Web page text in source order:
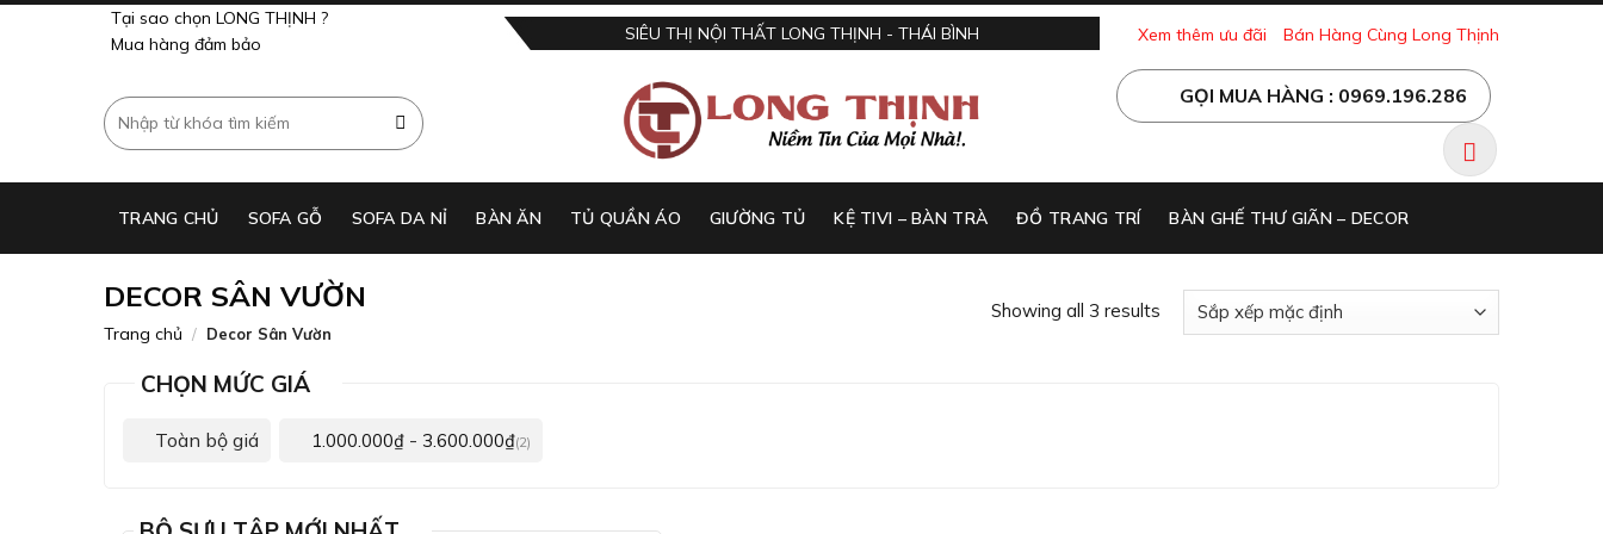
Tại sao chọn LONG THỊNH ?
Mua hàng đảm bảo
SIÊU THỊ NỘI THẤT LONG THỊNH - THÁI BÌNH Xem thêm ưu đãi Bán Hàng Cùng Long Thịnh
Tìm
kiếm:
GỌI MUA HÀNG : 0969.196.286
TRANG CHỦ SOFA GỖ SOFA DA NỈ BÀN ĂN TỦ QUẦN ÁO GIƯỜNG TỦ KỆ TIVI – BÀN TRÀ ĐỒ TRANG TRÍ BÀN GHẾ THƯ GIÃN – DECOR
DECOR SÂN VƯỜN
Trang chủ / Decor Sân Vườn
Showing all 3 results
CHỌN MỨC GIÁ
Toàn bộ giá 1.000.000₫ - 3.600.000₫(2)